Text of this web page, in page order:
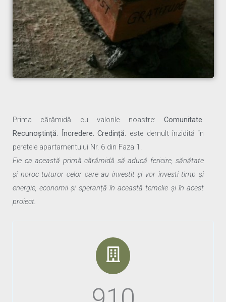
Prima cărămidă cu valorile noastre: Comunitate.
Recunoștință. Încredere. Credință. este demult înzidită în
peretele apartamentului Nr. 6 din Faza 1.
Fie ca această primă cărămidă să aducă fericire, sănătate
și noroc tuturor celor care au investit și vor investi timp și
energie, economii și speranță în această temelie și în acest
proiect.